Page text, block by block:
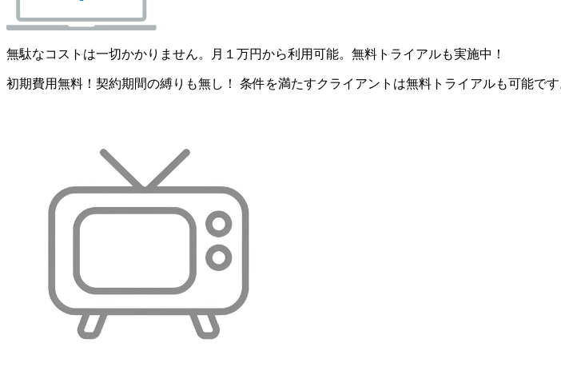
無駄なコストは一切かかりません。月１万円から利用可能。無料トライアルも実施中！
初期費用無料！契約期間の縛りも無し！ 条件を満たすクライアントは無料トライアルも可能で